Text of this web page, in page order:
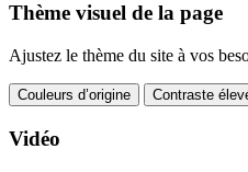
Thème visuel de la page
Ajustez le thème du site à vos
Couleurs d’origine Contraste
Vidéo